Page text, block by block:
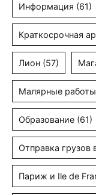
Информация (61)
Краткосрочная
Лион (57)
Малярные работы
Образование (61)
Отправка грузов
Париж и Ile de